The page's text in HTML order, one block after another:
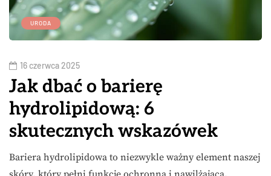
URODA
16 czerwca 2025
Jak dbać o barierę
hydrolipidową: 6
skutecznych wskazówek
Bariera hydrolipidowa to niezwykle ważny element naszej